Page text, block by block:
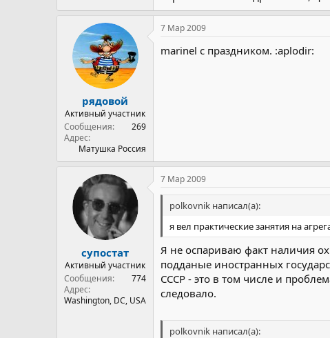
рядовой
Активный участник
Сообщения
269
Адрес
Матушка Россия
7 Мар 2009
mаrinel с праздником. :aplodir:
супостат
Активный участник
Сообщения
774
Адрес
Washington, DC, USA
7 Мар 2009
polkovnik написал(а):
я вел практические занятия на
Я не оспариваю факт наличия
подданые иностранных
СССР - это в том числе и
следовало.
polkovnik написал(а):